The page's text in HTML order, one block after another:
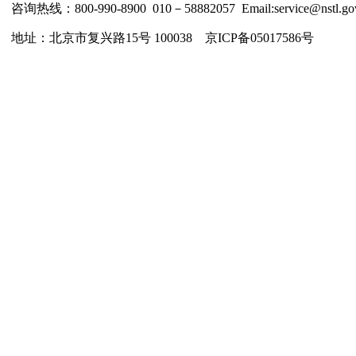
咨询热线：800-990-8900 010－58882057
地址：北京市复兴路15号 100038 京ICP备05017586号